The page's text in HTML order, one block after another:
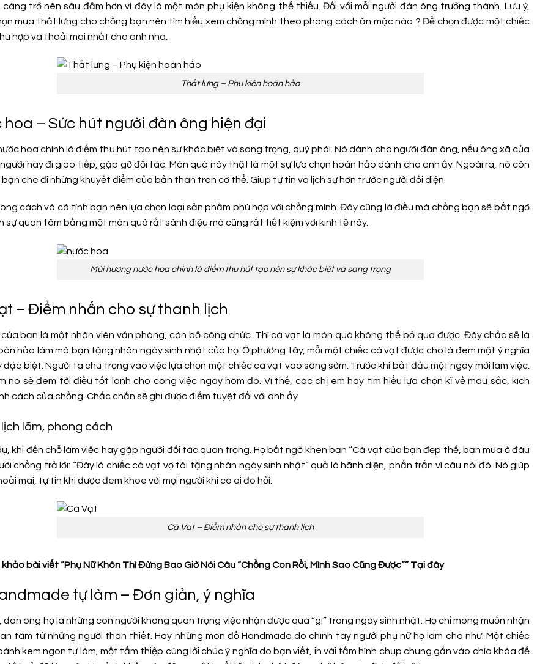
trở nên sâu đậm hơn vì đây là một món phụ kiện không thể thiếu. Đối với mỗi người đàn ông trưởng thành. Lưu ý,
mua thắt lưng cho chồng bạn nên tìm hiểu xem chồng mình theo phong cách ăn mặc nào ? Để chọn được một chiếc
hợp và thoải mái nhất cho anh nhà.
Thắt lưng – Phụ kiện hoàn hảo
hoa – Sức hút người đàn ông hiện đại
hoa chính là điểm thu hút tạo nên sự khác biệt và sang trọng, quý phái. Nó dành cho người đàn ông, nếu ông xã của
hay đi giao tiếp, gặp gỡ đối tác. Món quà này thật là một sự lựa chọn hoàn hảo dành cho anh ấy. Ngoài ra, nó còn
che đi những khuyết điểm của bản thân trên cơ thể. Giúp tự tin và lịch sự hơn trước người đối diện.
cách và cá tính bạn nên lựa chọn loại sản phẩm phù hợp với chồng mình. Đây cũng là điều mà chồng bạn sẽ bất ngờ
sự quan tâm bằng một món quà rất sành điệu mà cũng rất tiết kiệm với kinh tế này.
Mùi hương nước hoa chính là điểm thu hút tạo nên sự khác biệt và sang trọng
– Điểm nhấn cho sự thanh lịch
bạn là một nhân viên văn phòng, cán bộ công chức. Thì cà vạt là món quà không thể bỏ qua được. Đây chắc sẽ là
hảo làm mà bạn tặng nhân ngày sinh nhật của họ. Ở phương tây, mỗi một chiếc cà vạt được cho là đem một ý nghĩa
biệt. Người ta chú trọng vào việc lựa chọn một chiếc cà vạt vào sáng sớm. Trước khi bắt đầu một ngày mới làm việc.
nó sẽ đem tới điều tốt lành cho công việc ngày hôm đó. Vì thế, các chị em hãy tìm hiểu lựa chọn kĩ về màu sắc, kích
cách của chồng. Chắc chắn sẽ ghi được điểm tuyệt đối với anh ấy.
lãm, phong cách
khi đến chỗ làm việc hay gặp người đối tác quan trọng. Họ bất ngờ khen bạn “Cà vạt của bạn đẹp thế, bạn mua ở đâu
chồng trả lời: “Đây là chiếc cà vạt vợ tôi tặng nhân ngày sinh nhật” quả là hãnh diện, phấn trấn vì câu nói đó. Nó giúp
mái, tự tin khi được đem khoe với mọi người khi có ai đó hỏi.
Cà Vạt – Điểm nhấn cho sự thanh lịch
bài viết “Phụ Nữ Khôn Thì Đừng Bao Giờ Nói Câu “Chồng Con Rồi, Mình Sao Cũng Được””Tại đây
tự làm – Đơn giản, ý nghĩa
đàn ông họ là những con người không quan trọng việc nhận được quà “gì” trong ngày sinh nhật. Họ chỉ mong muốn nhận
tâm từ những người thân thiết. Hay những món đồ Handmade do chính tay người phụ nữ họ làm cho như: Một chiếc
kem ngon tự làm, một tấm thiệp cùng lời chúc ý nghĩa do bạn viết, in vài tấm hình chụp chung gắn vào chìa khóa để